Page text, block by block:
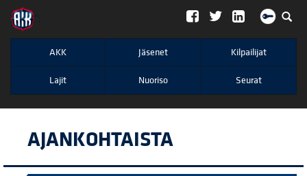
";
AKK Jäsenet Kilpailijat
Lajit Nuoriso Seurat
AJANKOHTAISTA